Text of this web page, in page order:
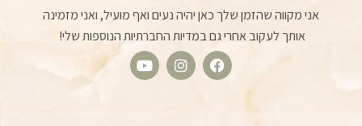
אני מקווה שהזמן שלך כאן יהיה נעים ואף מועיל, ואני מזמינה
אותך לעקוב אחרי גם במדיות החברתיות הנוספות שלי!
F
I
Y